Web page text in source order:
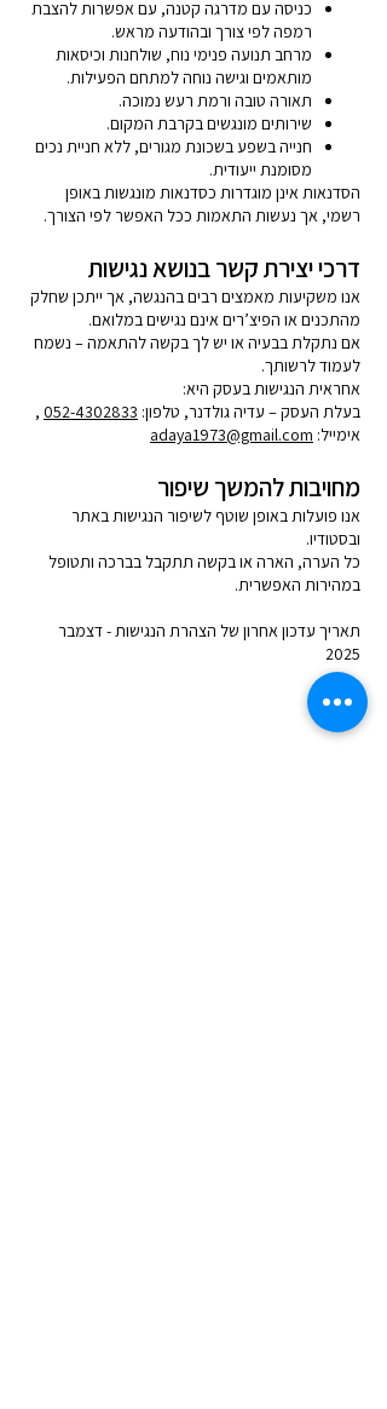
כניסה עם מדרגה קטנה, עם אפשרות להצבת
רמפה לפי צורך ובהודעה מראש.
מרחב תנועה פנימי נוח, שולחנות וכיסאות
מותאמים וגישה נוחה למתחם הפעילות.
תאורה טובה ורמת רעש נמוכה.
שירותים מונגשים בקרבת המקום.
חנייה בשפע בשכונת מגורים, ללא חניית נכים
מסומנת ייעודית.
הסדנאות אינן מוגדרות כסדנאות מונגשות באופן
רשמי, אך נעשות התאמות ככל האפשר לפי הצורך.
דרכי יצירת קשר בנושא נגישות
אנו משקיעות מאמצים רבים בהנגשה, אך ייתכן שחלק
מהתכנים או הפיצ’רים אינם נגישים במלואם.
אם נתקלת בבעיה או יש לך בקשה להתאמה – נשמח
לעמוד לרשותך.
אחראית הנגישות בעסק היא:
בעלת העסק – עדיה גולדנר, טלפון: 052-4302833
,
אימייל: adaya1973@gmail.com
מחויבות להמשך שיפור
אנו פועלות באופן שוטף לשיפור הנגישות באתר
ובסטודיו.
כל הערה, הארה או בקשה תתקבל בברכה ותטופל
במהירות האפשרית.
תאריך עדכון אחרון של הצהרת הנגישות - דצמבר
2025